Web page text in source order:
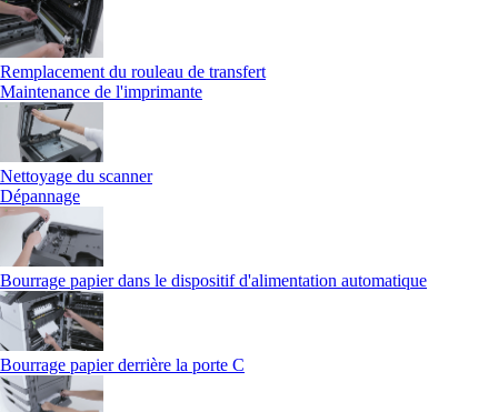
Remplacement du rouleau de transfert
Maintenance de l'imprimante
Nettoyage du scanner
Dépannage
Bourrage papier dans le dispositif d'alimentation automatique
Bourrage papier derrière la porte C